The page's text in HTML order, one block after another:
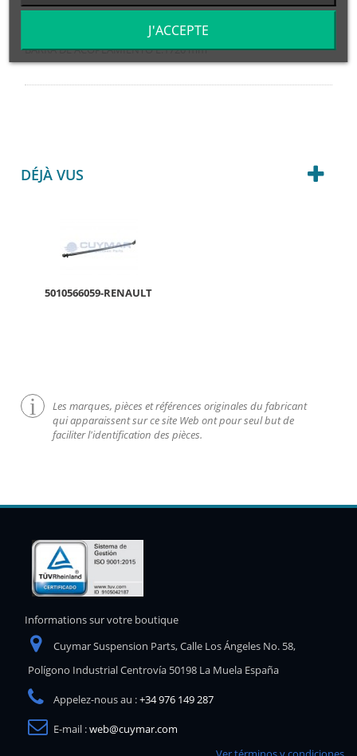
BARRA DE ACOPLAMIENTO L:1720 mm
DÉJÀ VUS
5010566059-RENAULT
Les marques, pièces et références originales du fabricant
qui apparaissent sur ce site Web ont pour seul but de
faciliter l'identification des pièces.
Informations sur votre boutique
Cuymar Suspension Parts, Calle Los Ángeles No. 58,
Polígono Industrial Centrovía 50198 La Muela España
Appelez-nous au :+34 976 149 287
E-mail :web@cuymar.com
J'ACCEPTE